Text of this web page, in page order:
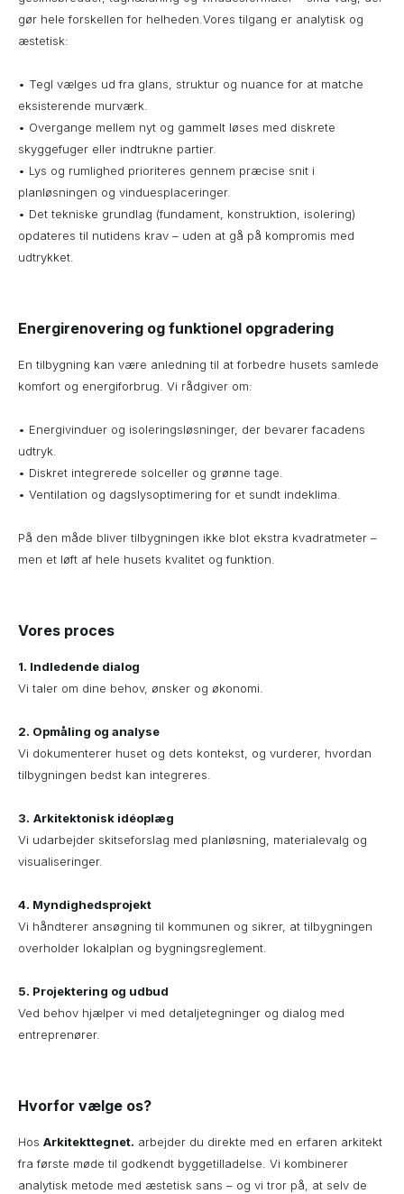
gør hele forskellen for helheden.Vores tilgang er analytisk og
æstetisk:
• Tegl vælges ud fra glans, struktur og nuance for at matche
eksisterende murværk.
• Overgange mellem nyt og gammelt løses med diskrete
skyggefuger eller indtrukne partier.
• Lys og rumlighed prioriteres gennem præcise snit i
planløsningen og vinduesplaceringer.
• Det tekniske grundlag (fundament, konstruktion, isolering)
opdateres til nutidens krav – uden at gå på kompromis med
udtrykket.
Energirenovering og funktionel opgradering
En tilbygning kan være anledning til at forbedre husets samlede
komfort og energiforbrug. Vi rådgiver om:
• Energivinduer og isoleringsløsninger, der bevarer facadens
udtryk.
• Diskret integrerede solceller og grønne tage.
• Ventilation og dagslysoptimering for et sundt indeklima.
På den måde bliver tilbygningen ikke blot ekstra kvadratmeter –
men et løft af hele husets kvalitet og funktion.
Vores proces
1. Indledende dialog
Vi taler om dine behov, ønsker og økonomi.
2. Opmåling og analyse
Vi dokumenterer huset og dets kontekst, og vurderer, hvordan
tilbygningen bedst kan integreres.
3. Arkitektonisk idéoplæg
Vi udarbejder skitseforslag med planløsning, materialevalg og
visualiseringer.
4. Myndighedsprojekt
Vi håndterer ansøgning til kommunen og sikrer, at tilbygningen
overholder lokalplan og bygningsreglement.
5. Projektering og udbud
Ved behov hjælper vi med detaljetegninger og dialog med
entreprenører.
Hvorfor vælge os?
Hos Arkitekttegnet. arbejder du direkte med en erfaren arkitekt
fra første møde til godkendt byggetilladelse. Vi kombinerer
analytisk metode med æstetisk sans – og vi tror på, at selv de